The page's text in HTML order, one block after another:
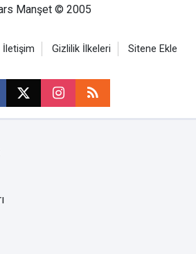
Manşet © 2005
İletişim Gizlilik İlkeleri Sitene Ekle